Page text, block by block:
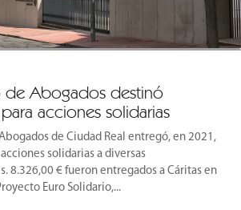
de Abogados destinó
acciones solidarias
de Ciudad Real entregó, en 2021,
solidarias a diversas
8.326,00 € fueron entregados a Cáritas en
Euro Solidario,...